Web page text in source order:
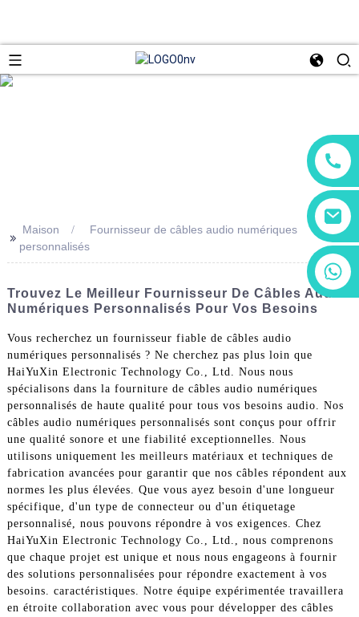
+86 13266180782
+86 18602095014
>> Maison
Fournisseur de câbles audio numériques
personnalisés
Trouvez Le Meilleur Fournisseur De Câbles Audio
Numériques Personnalisés Pour Vos Besoins
Vous recherchez un fournisseur fiable de câbles audio
numériques personnalisés ? Ne cherchez pas plus loin que
HaiYuXin Electronic Technology Co., Ltd. Nous nous
spécialisons dans la fourniture de câbles audio numériques
personnalisés de haute qualité pour tous vos besoins audio. Nos
câbles audio numériques personnalisés sont conçus pour offrir
une qualité sonore et une fiabilité exceptionnelles. Nous
utilisons uniquement les meilleurs matériaux et techniques de
fabrication avancées pour garantir que nos câbles répondent aux
normes les plus élevées. Que vous ayez besoin d'une longueur
spécifique, d'un type de connecteur ou d'un étiquetage
personnalisé, nous pouvons répondre à vos exigences. Chez
HaiYuXin Electronic Technology Co., Ltd., nous comprenons
que chaque projet est unique et nous nous engageons à fournir
des solutions personnalisées pour répondre exactement à vos
besoins. caractéristiques. Notre équipe expérimentée travaillera
en étroite collaboration avec vous pour développer des câbles